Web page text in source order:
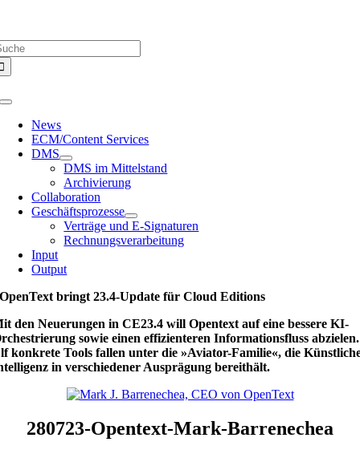
springen
Toggle
Navigation
News
ECM/Content Services
DMS
DMS im Mittelstand
Archivierung
Collaboration
Geschäftsprozesse
Verträge und E-Signaturen
Rechnungsverarbeitung
Input
Output
OpenText bringt 23.4-Update für Cloud Editions
den Neuerungen in CE23.4 will Opentext auf eine bessere KI-
sowie einen effizienteren Informationsfluss abzielen.
konkrete Tools fallen unter die »Aviator-Familie«, die
in verschiedener Ausprägung bereithält.
280723-Opentext-Mark-Barrenechea